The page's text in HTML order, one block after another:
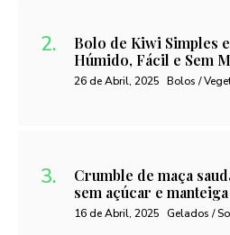
Bolo de Kiwi Simples
Húmido, Fácil e Sem
26 de Abril, 2025 Bolos /
Crumble de maça
sem açúcar e manteiga
16 de Abril, 2025 Gelados /